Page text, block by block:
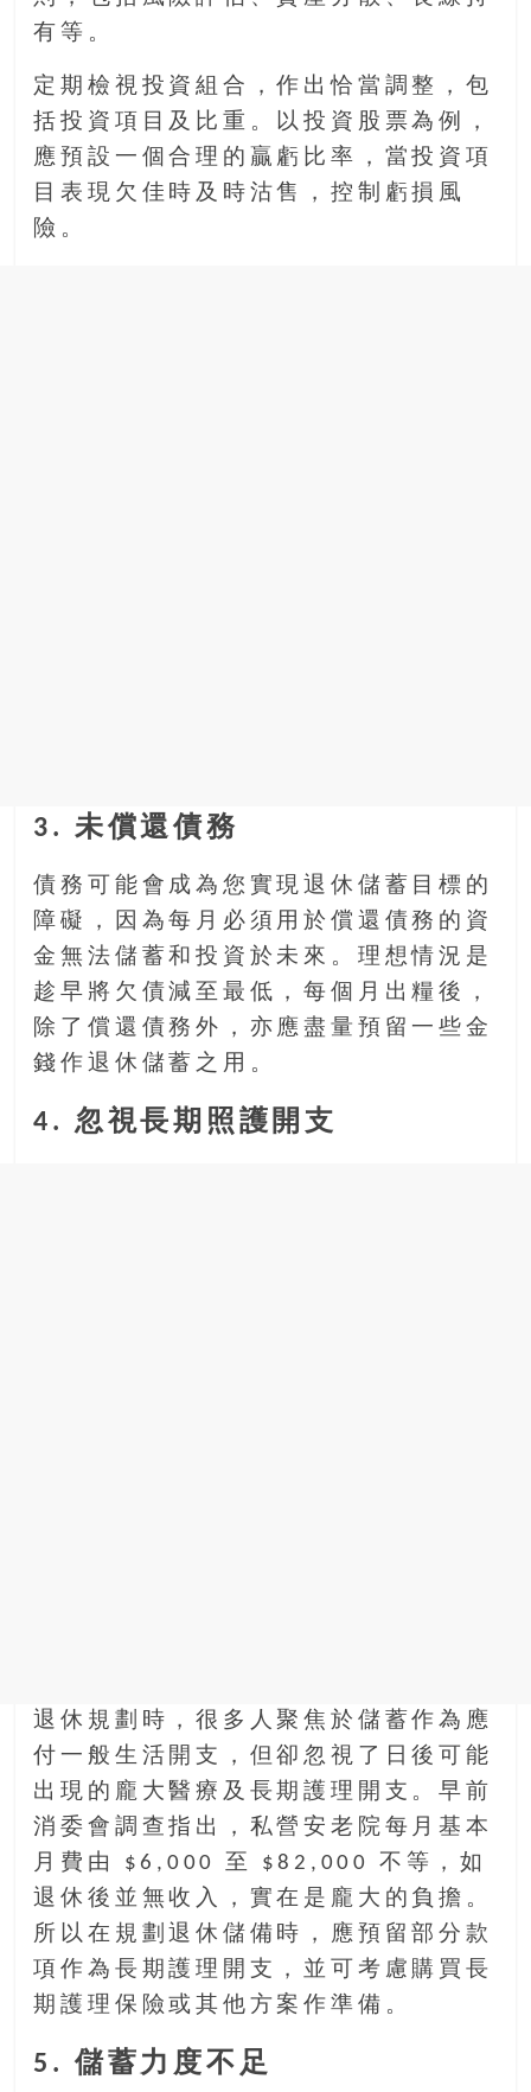
有等。
定期檢視投資組合，作出恰當調整，包
括投資項目及比重。以投資股票為例，
應預設一個合理的贏虧比率，當投資項
目表現欠佳時及時沽售，控制虧損風
險。
3. 未償還債務
債務可能會成為您實現退休儲蓄目標的
障礙，因為每月必須用於償還債務的資
金無法儲蓄和投資於未來。理想情況是
趁早將欠債減至最低，每個月出糧後，
除了償還債務外，亦應盡量預留一些金
錢作退休儲蓄之用。
4. 忽視長期照護開支
退休規劃時，很多人聚焦於儲蓄作為應
付一般生活開支，但卻忽視了日後可能
出現的龐大醫療及長期護理開支。早前
消委會調查指出，私營安老院每月基本
月費由 $6,000 至 $82,000 不等，如
退休後並無收入，實在是龐大的負擔。
所以在規劃退休儲備時，應預留部分款
項作為長期護理開支，並可考慮購買長
期護理保險或其他方案作準備。
5. 儲蓄力度不足